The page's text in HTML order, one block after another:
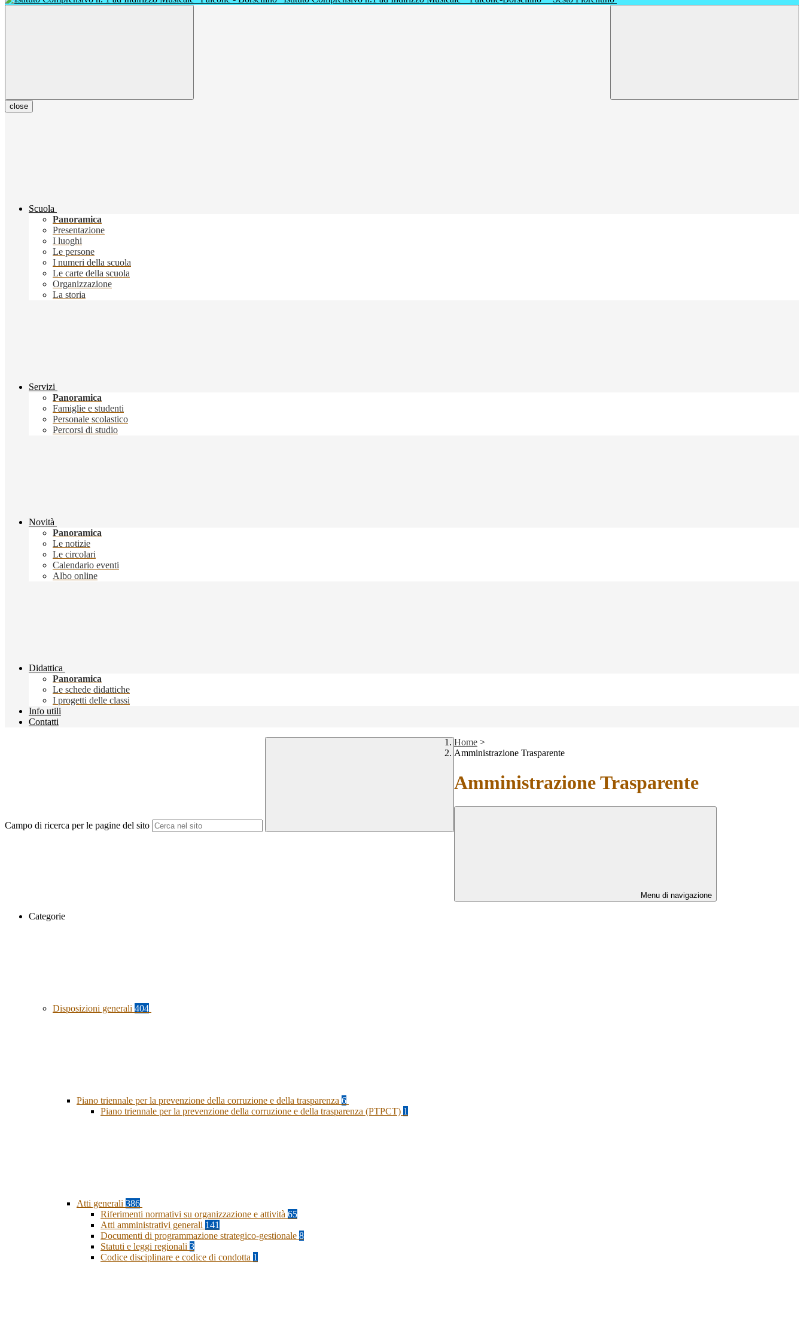
close
Scuola
Panoramica
Presentazione
I luoghi
Le persone
I numeri della scuola
Le carte della scuola
Organizzazione
La storia
Servizi
Panoramica
Famiglie e studenti
Personale scolastico
Percorsi di studio
Novità
Panoramica
Le notizie
Le circolari
Calendario eventi
Albo online
Didattica
Panoramica
Le schede didattiche
I progetti delle classi
Info utili
Contatti
Campo di ricerca per le pagine del sito
Home >
Amministrazione Trasparente
Amministrazione Trasparente
Menu di navigazione
Categorie
Disposizioni generali 404
Piano triennale per la prevenzione della corruzione e della trasparenza 6
Piano triennale per la prevenzione della corruzione e della trasparenza (PTPCT) 1
Atti generali 386
Riferimenti normativi su organizzazione e attività 65
Atti amministrativi generali 141
Documenti di programmazione strategico-gestionale 8
Statuti e leggi regionali 3
Codice disciplinare e codice di condotta 1